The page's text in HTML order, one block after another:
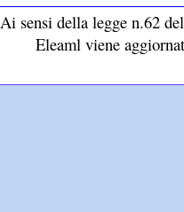
Ai sensi della legge n.62
Eleaml viene